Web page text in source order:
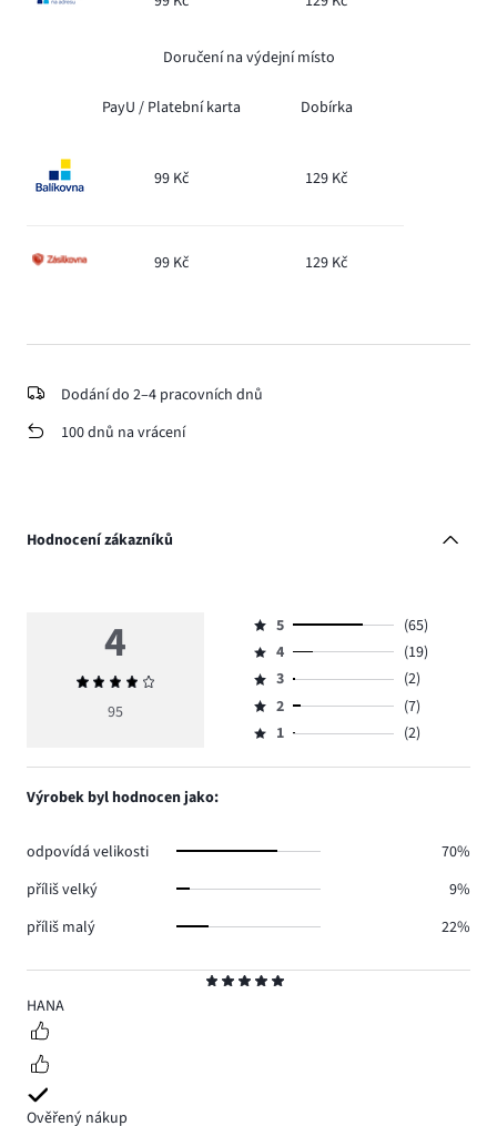
Doručení na výdejní místo
PayU / Platební karta Dobírka
99 Kč 129 Kč
99 Kč 129 Kč
Dodání do 2–4 pracovních dnů
100 dnů na vrácení
Hodnocení zákazníků
5
HANA
Ověřený nákup
4
Průměrné
hodnocení
95
Hodnocení
5,
počet
hlasů
65.
5
(65)
Hodnocení
4,
počet
hlasů
4
(19)
Hodnocení
3,
počet
3
(2)
Hodnocení
2,
2
(7)
Hodnocení
1,
1 (2)
Výrobek byl hodnocen jako:
odpovídá velikosti
70%
příliš velký
9%
příliš malý
22%